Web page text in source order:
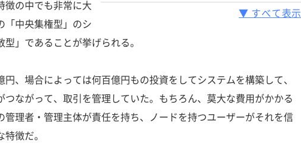
▼ すべて表示
の中でも非常に大
「中央集権型」のシ
」であることが挙げられる。
、場合によっては何百億円もの投資をしてシステムを構築して、
つながって、取引を管理していた。もちろん、莫大な費用がかかる
管理者・管理主体が責任を持ち、ノードを持つユーザーがそれを信
徴だ。